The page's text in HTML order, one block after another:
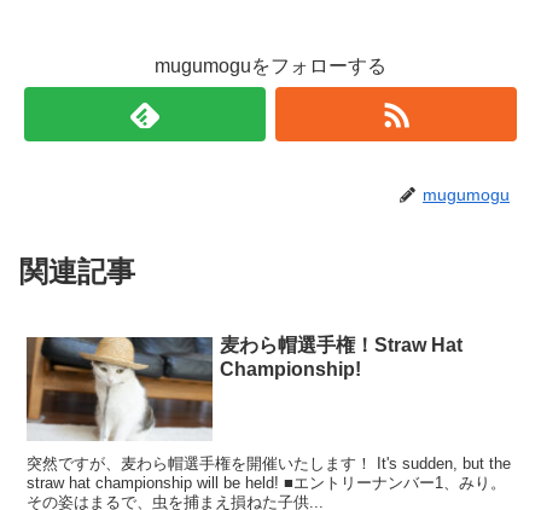
mugumoguをフォローする
mugumogu
関連記事
麦わら帽選手権！Straw Hat
Championship!
突然ですが、麦わら帽選手権を開催いたします！ It's sudden, but the
straw hat championship will be held! ■エントリーナンバー1、みり。
その姿はまるで、虫を捕まえ損ねた子供...